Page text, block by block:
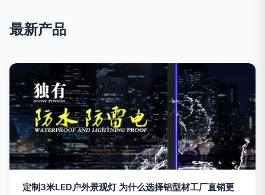
最新产品
定制3米LED户外景观灯 为什么选择铝型材工厂直销更